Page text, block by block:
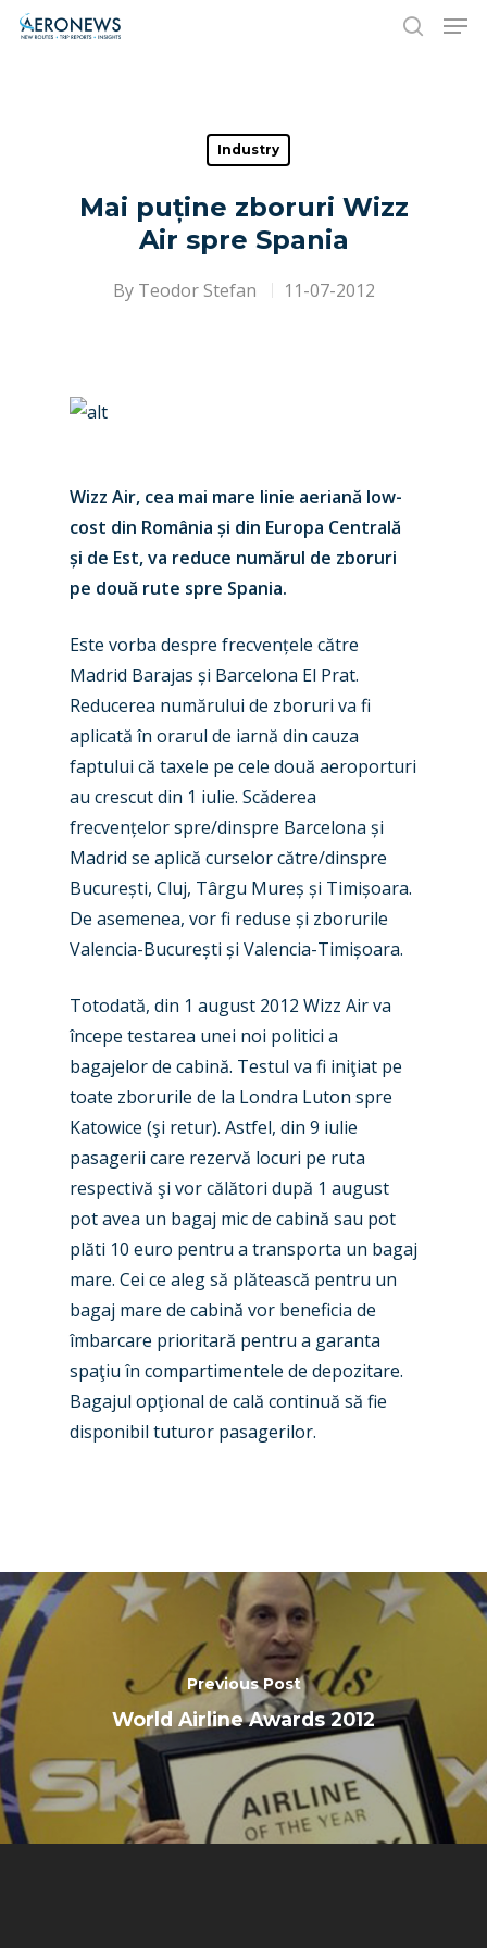
Hit enter to search or ESC to close
Industry
Mai puține zboruri Wizz
Air spre Spania
By Teodor Stefan 11-07-2012
Wizz Air, cea mai mare linie aeriană low-
cost din România și din Europa Centrală
și de Est, va reduce numărul de zboruri
pe două rute spre Spania.
Este vorba despre frecvențele către
Madrid Barajas și Barcelona El Prat.
Reducerea numărului de zboruri va fi
aplicată în orarul de iarnă din cauza
faptului că taxele pe cele două aeroporturi
au crescut din 1 iulie. Scăderea
frecvențelor spre/dinspre Barcelona și
Madrid se aplică curselor către/dinspre
București, Cluj, Târgu Mureș și Timișoara.
De asemenea, vor fi reduse și zborurile
Valencia-București și Valencia-Timișoara.
Totodată, din 1 august 2012 Wizz Air va
începe testarea unei noi politici a
bagajelor de cabină. Testul va fi iniţiat pe
toate zborurile de la Londra Luton spre
Katowice (şi retur). Astfel, din 9 iulie
pasagerii care rezervă locuri pe ruta
respectivă şi vor călători după 1 august
pot avea un bagaj mic de cabină sau pot
plăti 10 euro pentru a transporta un bagaj
mare. Cei ce aleg să plătească pentru un
bagaj mare de cabină vor beneficia de
îmbarcare prioritară pentru a garanta
spaţiu în compartimentele de depozitare.
Bagajul opţional de cală continuă să fie
disponibil tuturor pasagerilor.
Previous Post
World Airline Awards 2012
New Routes
Industry
Accidents / Incidents
Airshows
Dubai 2025
Paris 2025
Farnborough 2024
Paris 2023
Farnborough 2022
Dubai 2019
Paris 2019
Business Jets
Military
Trip Reports
Marketplace
Jobs
Contact